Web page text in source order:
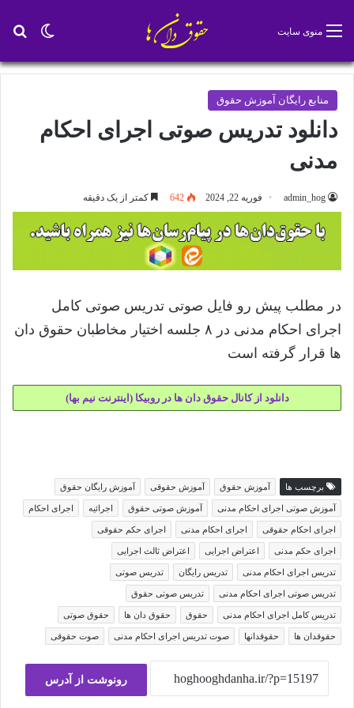
تغییر منوی سایت
منابع رایگان آموزش حقوق
دانلود تدریس صوتی اجرای احکام
مدنی
admin_hog فوریه 22, 2024 642 کمتر از یک دقیقه
در مطلب پیش رو فایل صوتی تدریس صوتی کامل
اجرای احکام مدنی در ۸ جلسه اختیار مخاطبان حقوق دان
ها قرار گرفته است
دانلود از کانال حقوق دان ها در روبیکا (اینترنت نیم بها)
برچسب ها آموزش حقوق آموزش حقوقی آموزش رایگان حقوق
آموزش صوتی اجرای احکام مدنی آموزش صوتی حقوق اجرائیه اجرای احکام
اجرای احکام حقوقی اجرای احکام مدنی اجرای حکم حقوقی
اجرای حکم مدنی اعتراض اجرایی اعتراض ثالث اجرایی
تدریس اجرای احکام مدنی تدریس رایگان تدریس صوتی
تدریس صوتی اجرای احکام مدنی تدریس صوتی حقوق
تدریس کامل اجرای احکام مدنی حقوق حقوق دان ها حقوق صوتی
حقوقدان ها حقوقدانها صوت تدریس اجرای احکام مدنی صوت حقوقی
رونوشت از آدرس